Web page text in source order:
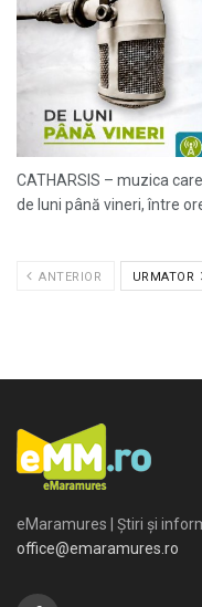
CATHARSIS – muzica
de luni până vineri, între
ANTERIOR URMATOR
eMaramures | Știri și
office@emaramures.ro